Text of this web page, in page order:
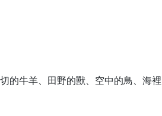
的牛羊、田野的獸、空中的鳥、海